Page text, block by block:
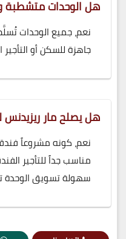
هل الوحدات
نعم، جميع الوحدات
جاهزة للسكن أو
هل يصلح مار ريزيدنس
نعم، كونه مشروعاً
مناسب جداً للتأجير
سهولة تسويق الوحدة